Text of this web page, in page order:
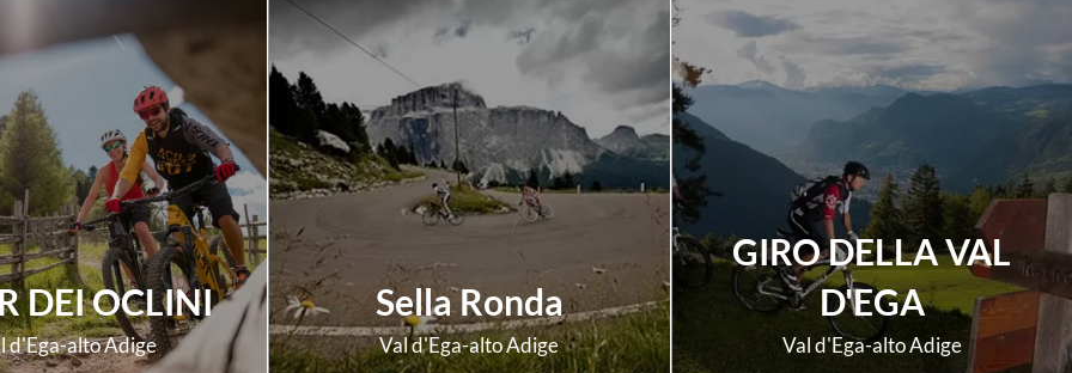
DEI OCLINI
d'Ega-alto Adige
Sella Ronda
Val d'Ega-alto Adige
GIRO DELLA VAL
D'EGA
Val d'Ega-alto Adige